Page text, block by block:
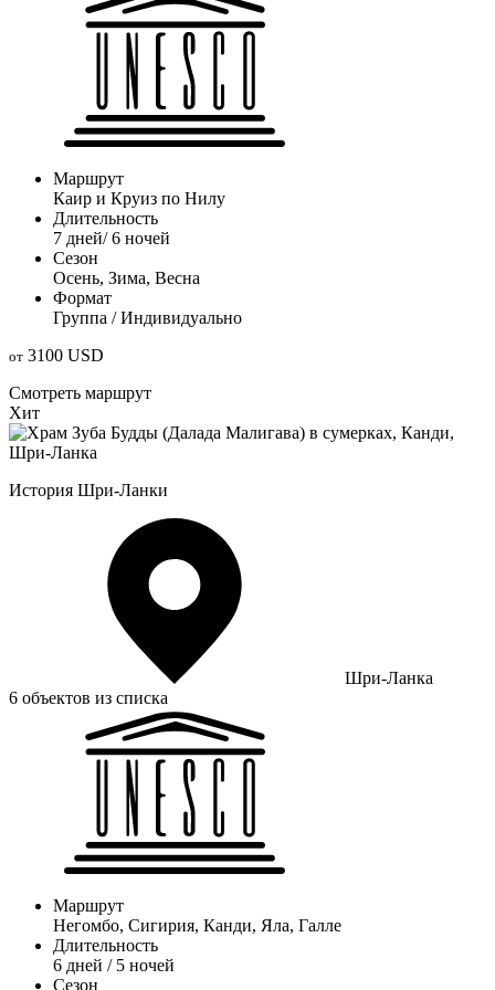
Маршрут
Каир и Круиз по Нилу
Длительность
7 дней/ 6 ночей
Сезон
Осень, Зима, Весна
Формат
Группа / Индивидуально
oт 3100 USD
Смотреть маршрут
Хит
История Шри-Ланки
Шри-Ланка
6 объектов из списка
Маршрут
Негомбо, Сигирия, Канди, Яла, Галле
Длительность
6 дней / 5 ночей
Сезон